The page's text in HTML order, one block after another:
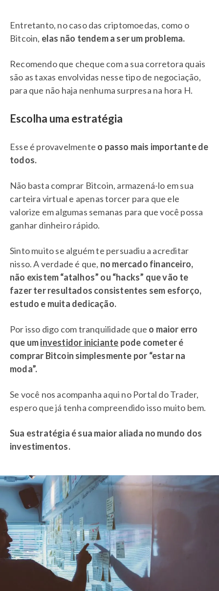
Entretanto, no caso das criptomoedas, como o
Bitcoin, elas não tendem a ser um problema.
Recomendo que cheque com a sua corretora quais
são as taxas envolvidas nesse tipo de negociação,
para que não haja nenhuma surpresa na hora H.
Escolha uma estratégia
Esse é provavelmente o passo mais importante de
todos.
Não basta comprar Bitcoin, armazená-lo em sua
carteira virtual e apenas torcer para que ele
valorize em algumas semanas para que você possa
ganhar dinheiro rápido.
Sinto muito se alguém te persuadiu a acreditar
nisso. A verdade é que, no mercado financeiro,
não existem “atalhos” ou “hacks” que vão te
fazer ter resultados consistentes sem esforço,
estudo e muita dedicação.
Por isso digo com tranquilidade que o maior erro
que uminvestidor iniciante pode cometer é
comprar Bitcoin simplesmente por “estar na
moda”.
Se você nos acompanha aqui no Portal do Trader,
espero que já tenha compreendido isso muito bem.
Sua estratégia é sua maior aliada no mundo dos
investimentos.